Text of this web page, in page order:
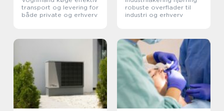
transport og levering for
både private og erhverv
robuste overflader til
industri og erhverv